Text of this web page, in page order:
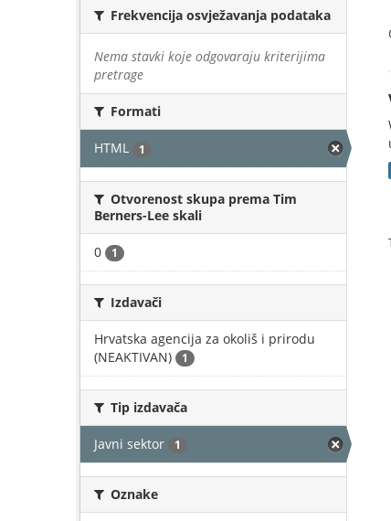
Frekvencija osvježavanja podataka
Nema stavki koje odgovaraju kriterijima
pretrage
Formati
HTML 1
Otvorenost skupa prema Tim
Berners-Lee skali
0 1
Izdavači
Hrvatska agencija za okoliš i prirodu
(NEAKTIVAN)
1
Tip izdavača
Javni sektor 1
Oznake